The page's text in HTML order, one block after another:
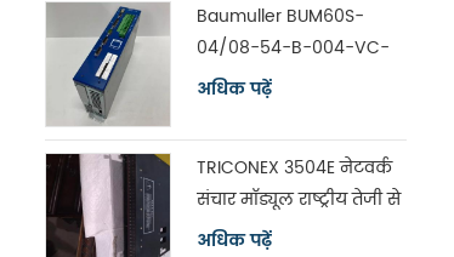
Baumuller BUM60S-
04/08-54-B-004-VC-
A0-00-1113-00 सर्वो ड्राइव
अधिक पढ़ें
TRICONEX 3504E नेटवर्क
संचार मॉड्यूल राष्ट्रीय तेजी से
शिपिंग
अधिक पढ़ें